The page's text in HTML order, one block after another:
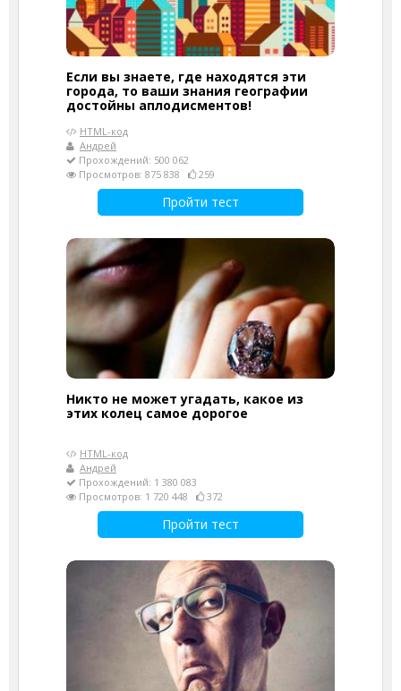
Если вы знаете, где находятся эти
города, то ваши знания географии
достойны аплодисментов!
HTML-код
Андрей
Прохождений: 500 062
Просмотров: 875 838
259
Пройти тест
Никто не может угадать, какое из
этих колец самое дорогое
HTML-код
Андрей
Прохождений: 1 380 083
Просмотров: 1 720 448
372
Пройти тест